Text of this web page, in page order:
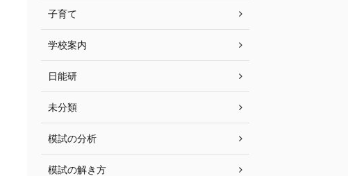
子育て
学校案内
日能研
未分類
模試の分析
模試の解き方